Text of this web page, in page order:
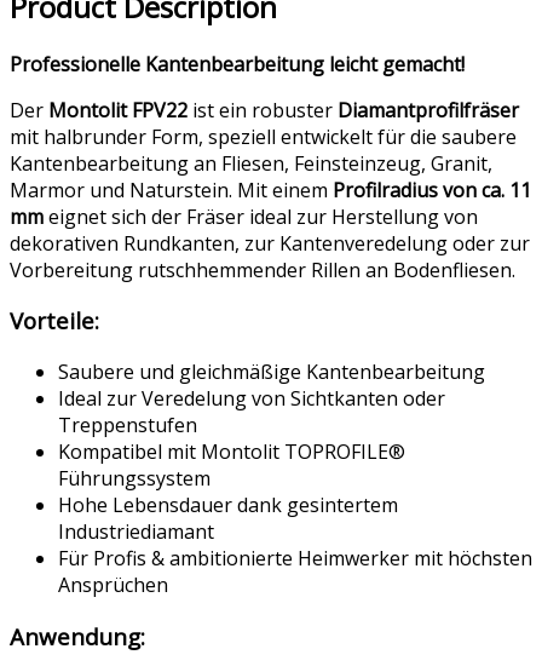
Professionelle Kantenbearbeitung leicht gemacht!
Der Montolit FPV22 ist ein robuster Diamantprofilfräser
mit halbrunder Form, speziell entwickelt für die saubere
Kantenbearbeitung an Fliesen, Feinsteinzeug, Granit,
Marmor und Naturstein. Mit einem Profilradius von ca. 11
mmeignet sich der Fräser ideal zur Herstellung von
dekorativen Rundkanten, zur Kantenveredelung oder zur
Vorbereitung rutschhemmender Rillen an Bodenfliesen.
Vorteile:
Saubere und gleichmäßige Kantenbearbeitung
Ideal zur Veredelung von Sichtkanten oder
Treppenstufen
Kompatibel mit Montolit TOPROFILE®
Führungssystem
Hohe Lebensdauer dank gesintertem
Industriediamant
Für Profis & ambitionierte Heimwerker mit höchsten
Ansprüchen
Anwendung: